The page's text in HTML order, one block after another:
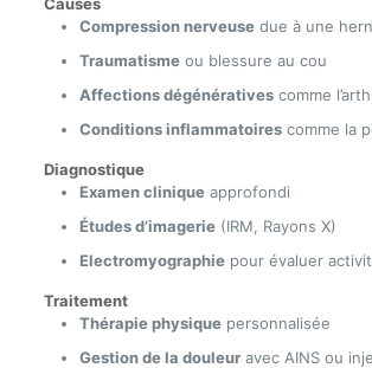
Compression nerveusedue à une
Traumatismeou blessure au cou
Affections dégénérativescomme
Conditions inflammatoirescomme la
Diagnostique
Examen cliniqueapprofondi
Études d’imagerie(IRM, Rayons X)
Electromyographiepour évaluer
Traitement
Thérapie physiquepersonnalisée
Gestion de la douleuravec AINS ou